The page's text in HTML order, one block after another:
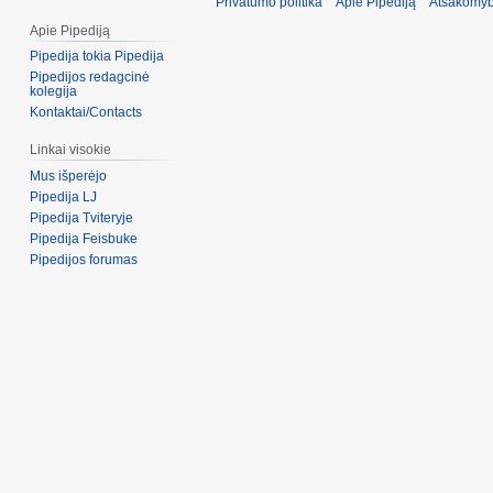
Apie Pipediją
Pipedija tokia Pipedija
Pipedijos redagcinė
kolegija
Kontaktai/Contacts
Linkai visokie
Mus išperėjo
Pipedija LJ
Pipedija Tviteryje
Pipedija Feisbuke
Pipedijos forumas